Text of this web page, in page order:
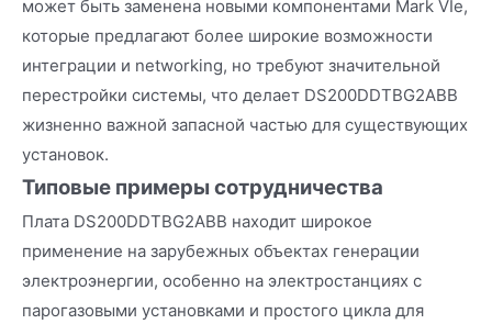
может быть заменена новыми компонентами Mark VIe,
которые предлагают более широкие возможности
интеграции и networking, но требуют значительной
перестройки системы, что делает DS200DDTBG2ABB
жизненно важной запасной частью для существующих
установок.
Типовые примеры сотрудничества
Плата DS200DDTBG2ABB находит широкое
применение на зарубежных объектах генерации
электроэнергии, особенно на электростанциях с
парогазовыми установками и простого цикла для